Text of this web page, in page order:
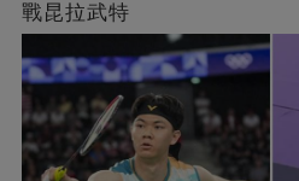
戰昆拉武特